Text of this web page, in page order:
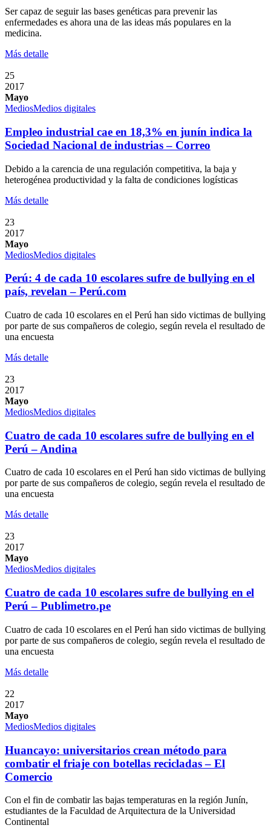
Ser capaz de seguir las bases genéticas para prevenir las
enfermedades es ahora una de las ideas más populares en la
medicina.
Más detalle
25
2017
Mayo
MediosMedios digitales
Empleo industrial cae en 18,3% en junín indica la
Sociedad Nacional de industrias – Correo
Debido a la carencia de una regulación competitiva, la baja y
heterogénea productividad y la falta de condiciones logísticas
Más detalle
23
2017
Mayo
MediosMedios digitales
Perú: 4 de cada 10 escolares sufre de bullying en el
país, revelan – Perú.com
Cuatro de cada 10 escolares en el Perú han sido victimas de bullying
por parte de sus compañeros de colegio, según revela el resultado de
una encuesta
Más detalle
23
2017
Mayo
MediosMedios digitales
Cuatro de cada 10 escolares sufre de bullying en el
Perú – Andina
Cuatro de cada 10 escolares en el Perú han sido victimas de bullying
por parte de sus compañeros de colegio, según revela el resultado de
una encuesta
Más detalle
23
2017
Mayo
MediosMedios digitales
Cuatro de cada 10 escolares sufre de bullying en el
Perú – Publimetro.pe
Cuatro de cada 10 escolares en el Perú han sido victimas de bullying
por parte de sus compañeros de colegio, según revela el resultado de
una encuesta
Más detalle
22
2017
Mayo
MediosMedios digitales
Huancayo: universitarios crean método para
combatir el friaje con botellas recicladas – El
Comercio
Con el fin de combatir las bajas temperaturas en la región Junín,
estudiantes de la Faculdad de Arquitectura de la Universidad
Continental